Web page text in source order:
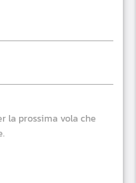
la prossima vola che